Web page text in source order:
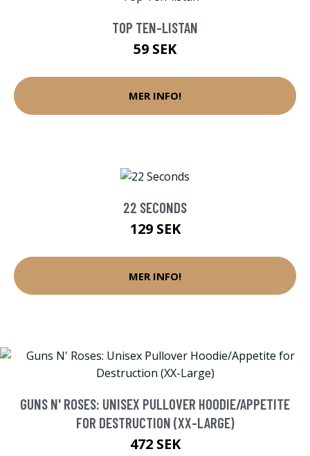
TOP TEN-LISTAN
59 SEK
MER INFO!
22 SECONDS
129 SEK
MER INFO!
GUNS N' ROSES: UNISEX PULLOVER HOODIE/APPETITE
FOR DESTRUCTION (XX-LARGE)
472 SEK